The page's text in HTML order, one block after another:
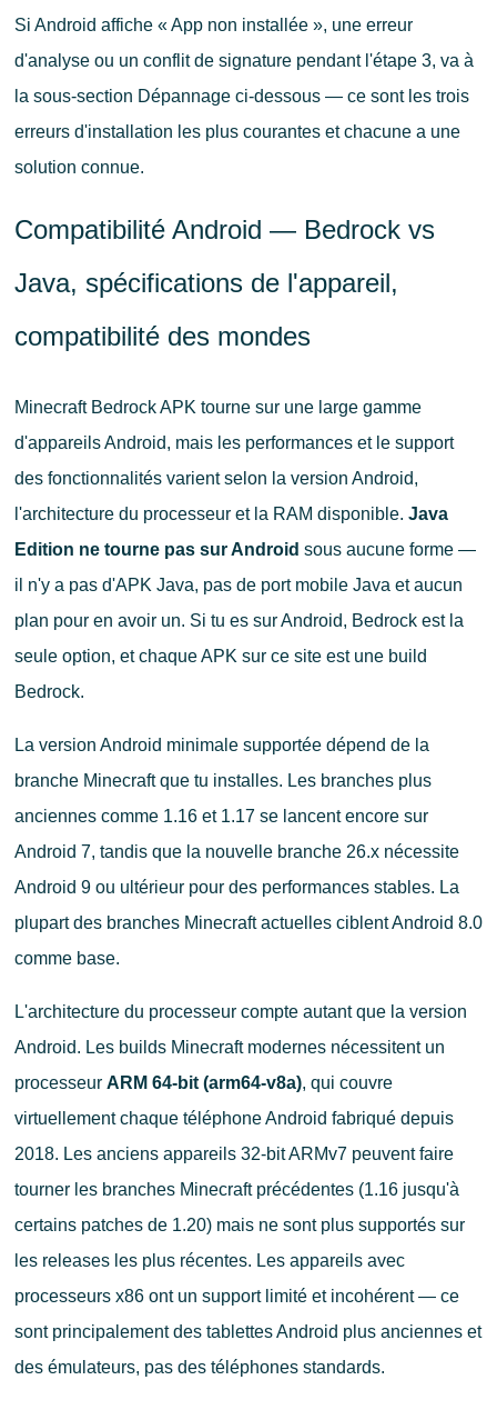
Si Android affiche « App non installée », une erreur
d'analyse ou un conflit de signature pendant l'étape 3, va à
la sous-section Dépannage ci-dessous — ce sont les trois
erreurs d'installation les plus courantes et chacune a une
solution connue.
Compatibilité Android — Bedrock vs
Java, spécifications de l'appareil,
compatibilité des mondes
Minecraft Bedrock APK tourne sur une large gamme
d'appareils Android, mais les performances et le support
des fonctionnalités varient selon la version Android,
l'architecture du processeur et la RAM disponible. Java
Edition ne tourne pas sur Android sous aucune forme —
il n'y a pas d'APK Java, pas de port mobile Java et aucun
plan pour en avoir un. Si tu es sur Android, Bedrock est la
seule option, et chaque APK sur ce site est une build
Bedrock.
La version Android minimale supportée dépend de la
branche Minecraft que tu installes. Les branches plus
anciennes comme 1.16 et 1.17 se lancent encore sur
Android 7, tandis que la nouvelle branche 26.x nécessite
Android 9 ou ultérieur pour des performances stables. La
plupart des branches Minecraft actuelles ciblent Android 8.0
comme base.
L'architecture du processeur compte autant que la version
Android. Les builds Minecraft modernes nécessitent un
processeur ARM 64-bit (arm64-v8a), qui couvre
virtuellement chaque téléphone Android fabriqué depuis
2018. Les anciens appareils 32-bit ARMv7 peuvent faire
tourner les branches Minecraft précédentes (1.16 jusqu'à
certains patches de 1.20) mais ne sont plus supportés sur
les releases les plus récentes. Les appareils avec
processeurs x86 ont un support limité et incohérent — ce
sont principalement des tablettes Android plus anciennes et
des émulateurs, pas des téléphones standards.